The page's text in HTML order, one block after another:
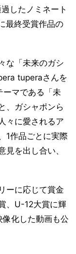
したノミネート
最終受賞作品の
な「未来のガシ
tuperaさんを
ーマである「未
、ガシャポンら
々に愛されるア
1作品ごとに実際
見を出し合い、
ーに応じて賞金
、U-12大賞に輝
化した動画も公